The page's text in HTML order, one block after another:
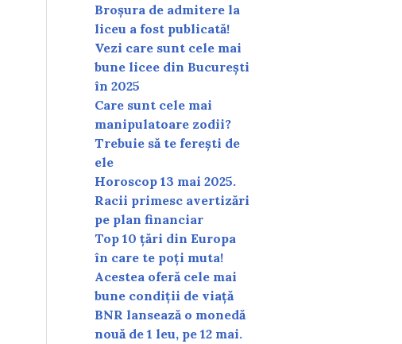
Broșura de admitere la
liceu a fost publicată!
Vezi care sunt cele mai
bune licee din București
în 2025
Care sunt cele mai
manipulatoare zodii?
Trebuie să te ferești de
ele
Horoscop 13 mai 2025.
Racii primesc avertizări
pe plan financiar
Top 10 țări din Europa
în care te poți muta!
Acestea oferă cele mai
bune condiții de viață
BNR lansează o monedă
nouă de 1 leu, pe 12 mai.